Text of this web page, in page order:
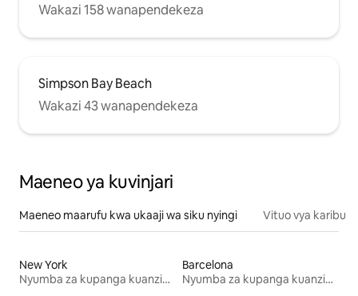
Wakazi 158 wanapendekeza
Simpson Bay Beach
Wakazi 43 wanapendekeza
Maeneo ya kuvinjari
Maeneo maarufu kwa ukaaji wa siku nyingi Vituo vya karibu
New York
Nyumba za kupanga kuanzia mwezi mmoja
Barcelona
Nyumba za kupanga kuanzia mwezi mmoja